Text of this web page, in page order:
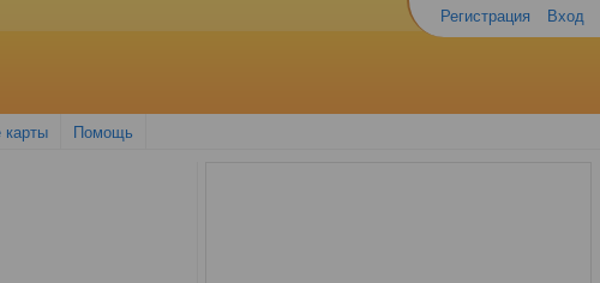
Регистрация Вход
карты Помощь